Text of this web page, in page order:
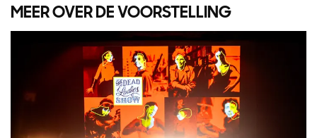
MEER OVER DE VOORSTELLING